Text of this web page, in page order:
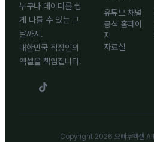
누구나 데이터를 쉽
게 다룰 수 있는 그
날까지.
대한민국 직장인의
엑셀을 책임집니다.
유튜브 채널
공식 홈페이
지
자료실
Copyright 2026 오빠두엑셀